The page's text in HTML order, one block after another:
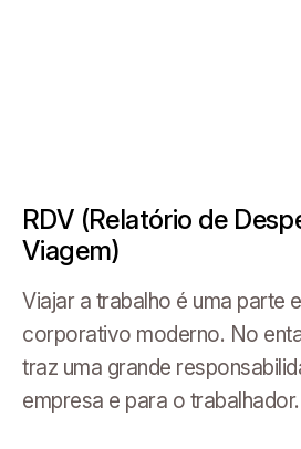
RDV (Relatório de
Viagem)
Viajar a trabalho é uma parte
corporativo moderno. No
traz uma grande
empresa e para o trabalhador.